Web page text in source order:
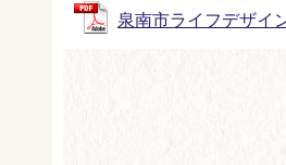
泉南市ライフデザイ